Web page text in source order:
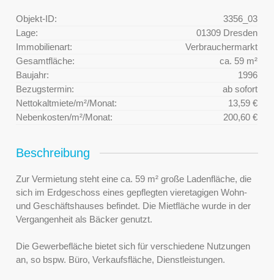
Objekt-ID:
3356_03
Lage:
01309 Dresden
Immobilienart:
Verbrauchermarkt
Gesamtfläche:
ca. 59 m²
Baujahr:
1996
Bezugstermin:
ab sofort
Nettokaltmiete/m²/Monat:
13,59 €
Nebenkosten/m²/Monat:
200,60 €
Beschreibung
Zur Vermietung steht eine ca. 59 m² große Ladenfläche, die
sich im Erdgeschoss eines gepflegten vieretagigen Wohn-
und Geschäftshauses befindet. Die Mietfläche wurde in der
Vergangenheit als Bäcker genutzt.
Die Gewerbefläche bietet sich für verschiedene Nutzungen
an, so bspw. Büro, Verkaufsfläche, Dienstleistungen.